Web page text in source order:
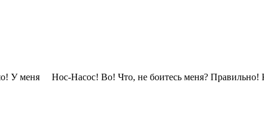
У меня Нос-Насос! Во! Что, не боитесь меня? Правильно!